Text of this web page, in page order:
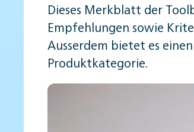
Dieses Merkblatt der
Empfehlungen sowie
Ausserdem bietet es
Produktkategorie.